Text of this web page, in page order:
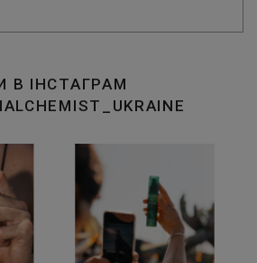
В ІНСТАГРАМ